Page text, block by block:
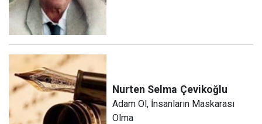
Nurten Selma Çevikoğlu
Adam Ol, İnsanların Maskarası
Olma